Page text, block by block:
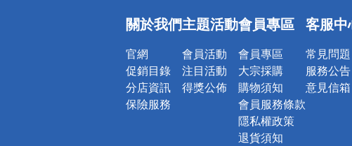
詐騙網頁！請小
關於我們
官網
促銷目錄
分店資訊
保險服務
主題活動
會員活動
注目活動
得獎公佈
會員專區
會員專區
大宗採購
購物須知
會員服務條款
隱私權政策
退貨須知
客服中
常見問題
服務公告
意見信箱